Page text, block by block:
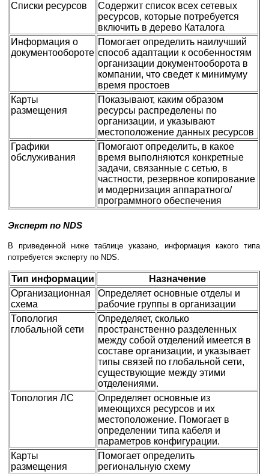
Списки ресурсов
Содержит список всех сетевых
ресурсов, которые потребуется
включить в дерево Каталога
Информация о
документообороте
Помогает определить наилучший
способ адаптации к особенностям
организации документооборота в
компании, что сведет к минимуму
время простоев
Карты
размещения
Показывают, каким образом
ресурсы распределены по
организации, и указывают
местоположение данных ресурсов
Графики
обслуживания
Помогают определить, в какое
время выполняются конкретные
задачи, связанные с сетью, в
частности, резервное копирование
и модернизация аппаратного/
программного обеспечения
Эксперт по NDS
В приведенной ниже таблице указано, информация какого типа
потребуется эксперту по NDS.
Тип информации
Назначение
Организационная
схема
Определяет основные отделы и
рабочие группы в организации
Топология
глобальной сети
Определяет, сколько
пространственно разделенных
между собой отделений имеется в
составе организации, и указывает
типы связей по глобальной сети,
существующие между этими
отделениями.
Топология ЛС
Определяет основные из
имеющихся ресурсов и их
местоположение. Помогает в
определении типа кабеля и
параметров конфигурации.
Карты
размещения
Помогает определить
региональную схему